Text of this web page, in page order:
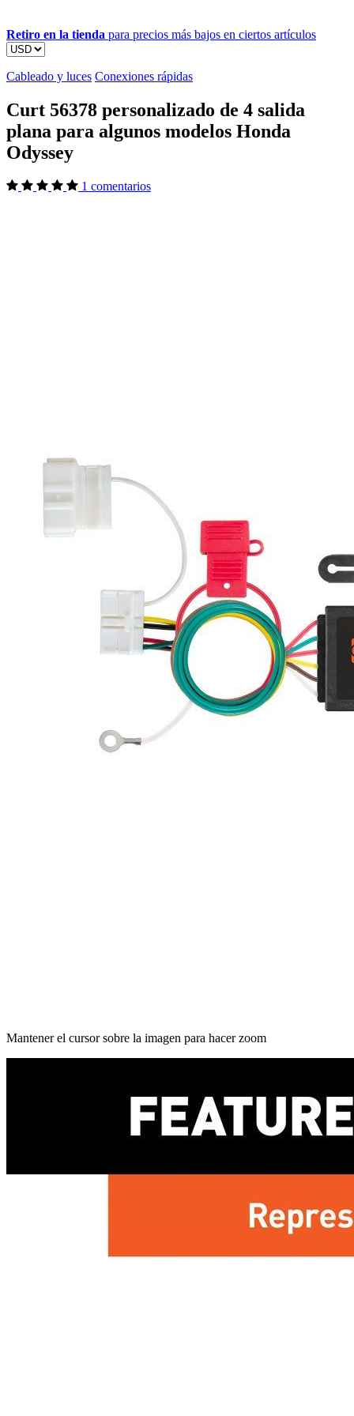
Retiro en la tienda para precios más bajos en ciertos artículos
Cableado y luces Conexiones rápidas
Curt 56378 personalizado de 4 salida
plana para algunos modelos Honda
Odyssey
1 comentarios
Mantener el cursor sobre la imagen para hacer zoom